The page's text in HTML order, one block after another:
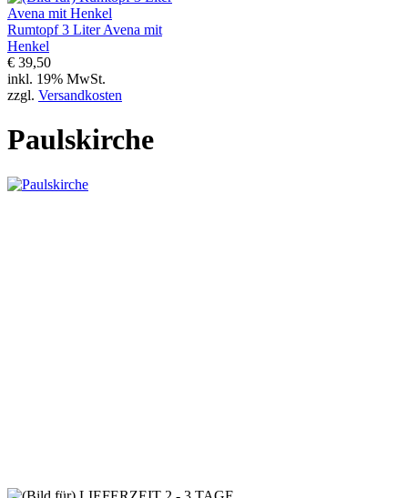
Rumtopf 3 Liter Avena mit
Henkel
€ 39,50
inkl. 19% MwSt.
zzgl. Versandkosten
Paulskirche